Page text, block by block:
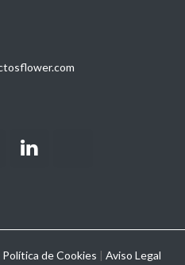
Política de Cookies | Aviso Legal